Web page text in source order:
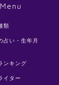
類
占い・生年月
ンキング
イター